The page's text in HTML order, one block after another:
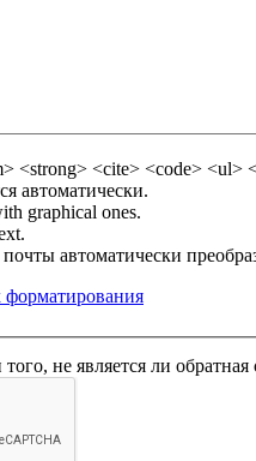
<strong> <cite> <code> <ul>
автоматически.
graphical ones.
автоматически
того, не является ли